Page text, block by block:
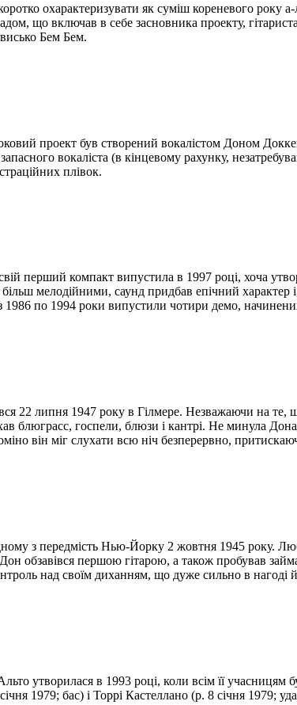
охарактеризувати як суміш кореневого
що включав в себе засновника проекту,
Бем Бем.
проект був створений вокалістом Доном
вокаліста (в кінцевому рахунку,
плівок.
перший компакт випустила в 1997 році, хоча
мелодійними, саунд придбав епічний
по 1994 роки випустили чотири демо,
22 липня 1947 року в Гілмере. Незважаючи на те,
блюграсс, госпели, блюзи і кантрі. Не минула
він міг слухати всю ніч безперервно,
з передмість Нью-Йорку 2 жовтня 1945 року.
обзавівся першою гітарою, а також пробував
над своїм диханням, що дуже сильно в нагоді
утворилася в 1993 році, коли всім її
1979; бас) і Торрі Кастеллано (р. 8 січня 1979;